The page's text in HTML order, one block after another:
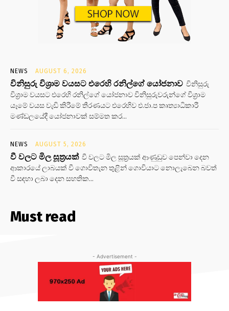
NEWS AUGUST 6, 2026
විනිසුරු විශ්‍රාම වයසට එරෙහි රනිල්ගේ යෝජනාව විනිසුරු
විශ්‍රාම වයසට එරෙහි රනිල්ගේ යෝජනාව විනිසුරුවරුන්ගේ විශ්‍රාම
යෑමේ වයස වැඩි කිරීමේ තීරණයට එරෙහිව එ.ජා.ප කෘත්‍යාධිකාරී
මණ්ඩලයේදී යෝජනාවක් සම්මත කර...
NEWS AUGUST 5, 2026
වී වලට මිල සූත්‍රයක් වී වලට මිල සූත්‍රයක් ආණුඩුව පෙන්වා දෙන
ආකාරයේ ලාබයක් වී ගොවිතැන තුළින් ගොවියාට නොලැබෙන බවත්
වී සඳහා ලබා දෙන සහතික...
Must read
- Advertisement -